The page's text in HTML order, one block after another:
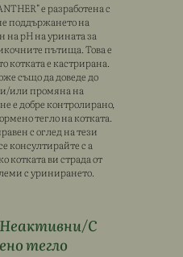
е разработена с
поддържането на
на рН на урината за
пътища. Това е
котката е кастрирана.
също да доведе до
или промяна на
е добре контролирано,
тегло на котката.
с оглед на тези
консултирайте с a
котката ви страда от
с уринирането.
С
тегло